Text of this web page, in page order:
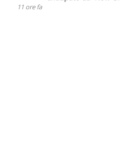
11 ore fa